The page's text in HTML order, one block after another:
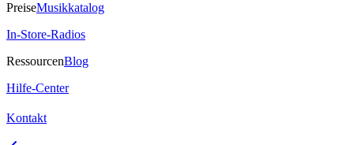
PreiseMusikkatalog
In-Store-Radios
RessourcenBlog
Hilfe-Center
Kontakt